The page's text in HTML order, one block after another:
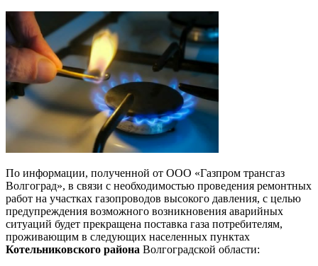
По информации, полученной от ООО «Газпром трансгаз
Волгоград», в связи с необходимостью проведения ремонтных
работ на участках газопроводов высокого давления, с целью
предупреждения возможного возникновения аварийных
ситуаций будет прекращена поставка газа потребителям,
проживающим в следующих населенных пунктах
Котельниковского района Волгоградской области: